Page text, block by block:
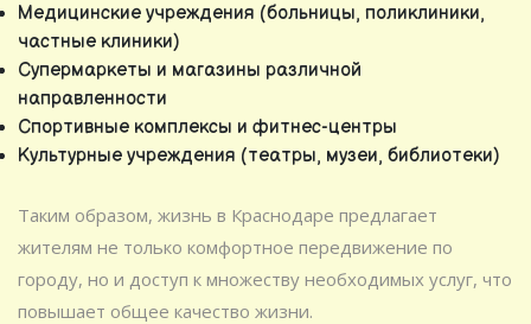
Медицинские учреждения (больницы, поликлиники,
частные клиники)
Супермаркеты и магазины различной
направленности
Спортивные комплексы и фитнес-центры
Культурные учреждения (театры, музеи, библиотеки)
Таким образом, жизнь в Краснодаре предлагает
жителям не только комфортное передвижение по
городу, но и доступ к множеству необходимых услуг, что
повышает общее качество жизни.